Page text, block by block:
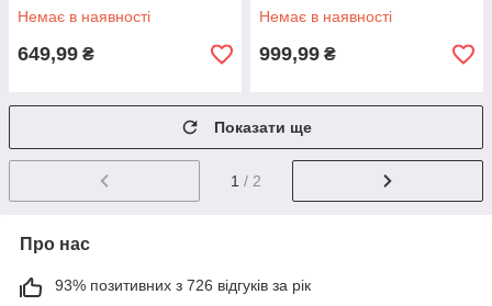
Немає в наявності
649,99 ₴
Немає в наявності
999,99 ₴
Показати ще
1 / 2
Про нас
93% позитивних з 726 відгуків за рік